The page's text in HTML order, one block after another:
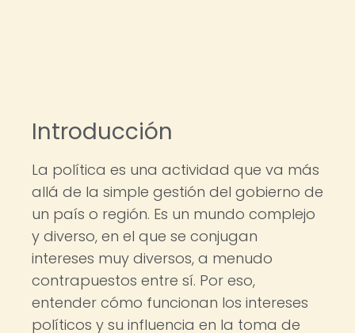
Introducción
La política es una actividad que va más
allá de la simple gestión del gobierno de
un país o región. Es un mundo complejo
y diverso, en el que se conjugan
intereses muy diversos, a menudo
contrapuestos entre sí. Por eso,
entender cómo funcionan los intereses
políticos y su influencia en la toma de